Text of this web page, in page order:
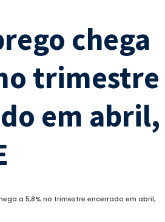
chega
trimestre
em abril,
a 5,8% no trimestre encerrado em abril,